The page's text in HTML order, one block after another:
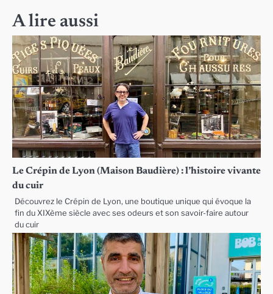
A lire aussi
Le Crépin de Lyon (Maison Baudière) : l’histoire vivante
du cuir
Découvrez le Crépin de Lyon, une boutique unique qui évoque la
fin du XIXème siècle avec ses odeurs et son savoir-faire autour
du cuir